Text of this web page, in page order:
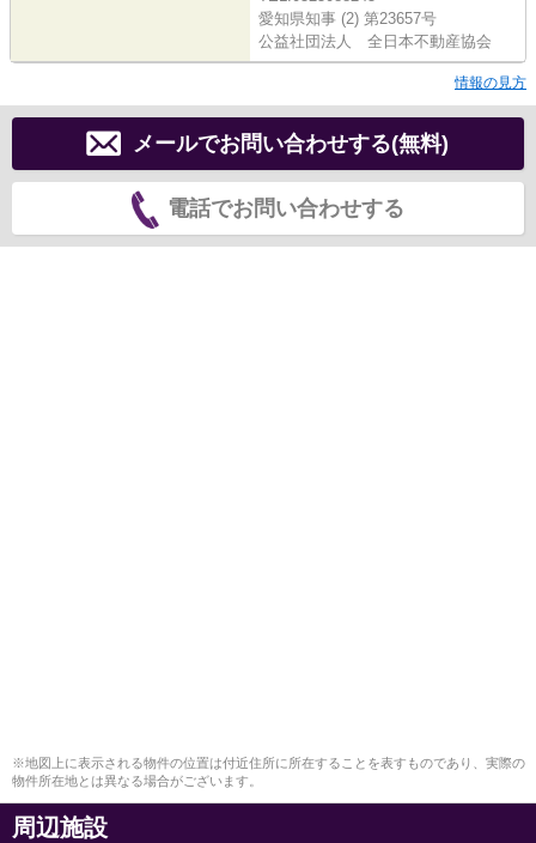
愛知県知事 (2) 第23657号
公益社団法人 全日本不動産協会
情報の見方
メールでお問い合わせする(無料)
電話でお問い合わせする
※地図上に表示される物件の位置は付近住所に所在することを表すものであり、実際の
物件所在地とは異なる場合がございます。
周辺施設